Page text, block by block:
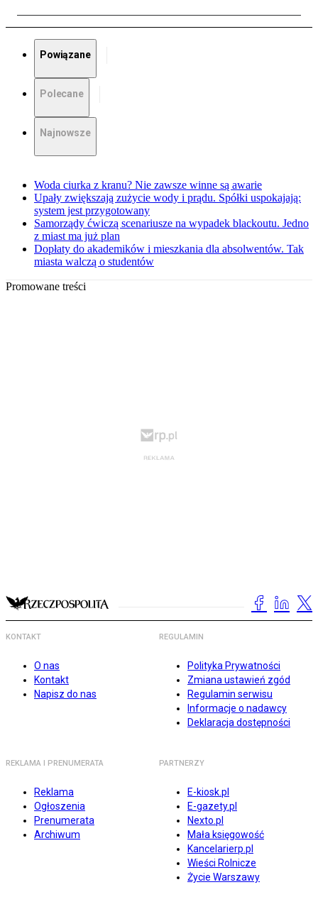
Powiązane
Polecane
Najnowsze
Woda ciurka z kranu? Nie zawsze winne są awarie
Upały zwiększają zużycie wody i prądu. Spółki uspokajają:
system jest przygotowany
Samorządy ćwiczą scenariusze na wypadek blackoutu. Jedno
z miast ma już plan
Dopłaty do akademików i mieszkania dla absolwentów. Tak
miasta walczą o studentów
Promowane treści
KONTAKT
O nas
Kontakt
Napisz do nas
REGULAMIN
Polityka Prywatności
Zmiana ustawień zgód
Regulamin serwisu
Informacje o nadawcy
Deklaracja dostępności
REKLAMA I PRENUMERATA
Reklama
Ogłoszenia
Prenumerata
Archiwum
PARTNERZY
E-kiosk.pl
E-gazety.pl
Nexto.pl
Mała księgowość
Kancelarierp.pl
Wieści Rolnicze
Życie Warszawy